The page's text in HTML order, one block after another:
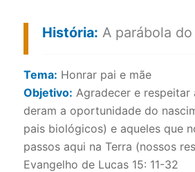
História: A parábola
Tema: Honrar pai e mãe
Objetivo: Agradecer e respeitar
deram a oportunidade do
pais biológicos) e aqueles que
passos aqui na Terra (nossos
Evangelho de Lucas 15: 11-32